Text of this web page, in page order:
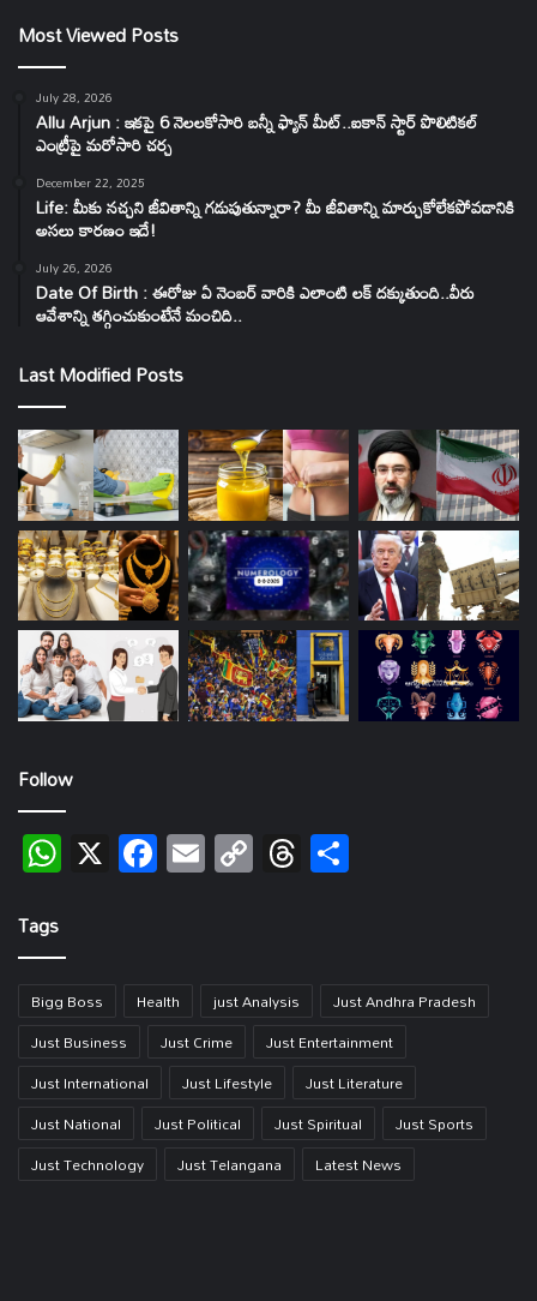
Most Viewed Posts
July 28, 2026
Allu Arjun : ఇకపై 6 నెలలకోసారి బన్నీ ఫ్యాన్ మీట్..ఐకాన్ స్టార్ పొలిటికల్
ఎంట్రీపై మరోసారి చర్చ
December 22, 2025
Life: మీకు నచ్చని జీవితాన్ని గడుపుతున్నారా? మీ జీవితాన్ని మార్చుకోలేకపోవడానికి
అసలు కారణం ఇదే!
July 26, 2026
Date Of Birth : ఈరోజు ఏ నెంబర్ వారికి ఎలాంటి లక్ దక్కుతుంది..వీరు
ఆవేశాన్ని తగ్గించుకుంటేనే మంచిది..
Last Modified Posts
Follow
WhatsApp
X Facebook
EmailCopy
Link
Threads
Tags
Bigg Boss Health just Analysis
Just Andhra Pradesh
Just Business
Just Crime
Just Entertainment
Just International
Just Lifestyle
Just Literature
Just National
Just Political Just Spiritual
Just Sports
Just Technology
Just Telangana Latest News